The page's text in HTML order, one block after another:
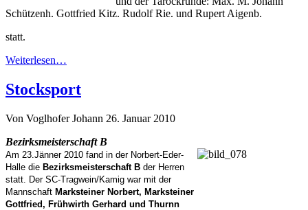
Schützenh. Gottfried Kitz. Rudolf Rie. und Rupert Aigenb.
statt.
Weiterlesen…
Stocksport
Von Voglhofer Johann 26. Januar 2010
Bezirksmeisterschaft B
Am 23.Jänner 2010 fand in der Norbert-Eder-
Halle die Bezirksmeisterschaft B der Herren
statt.
Der SC-Tragwein/Kamig war mit der
Mannschaft Marksteiner Norbert, Marksteiner
Gottfried, Frühwirth Gerhard und Thurnn